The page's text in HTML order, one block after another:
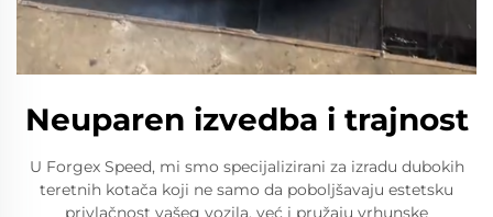
Neuparen izvedba i trajnost
U Forgex Speed, mi smo specijalizirani za izradu dubokih
teretnih kotača koji ne samo da poboljšavaju estetsku
privlačnost vašeg vozila, već i pružaju vrhunske